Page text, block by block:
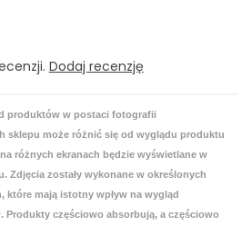
Dodaj recenzję
produktów w postaci fotografii
sklepu może różnić się od wyglądu produktu
różnych ekranach będzie wyświetlane w
Zdjęcia zostały wykonane w określonych
które mają istotny wpływ na wygląd
częściowo absorbują, a częściowo